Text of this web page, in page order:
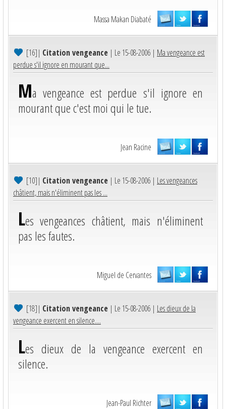
Massa Makan Diabaté
[16]| Citation vengeance | Le 15-08-2006 | Ma vengeance est
perdue s'il ignore en mourant que...
Ma vengeance est perdue s'il ignore en
mourant que c'est moi qui le tue.
Jean Racine
[10]| Citation vengeance | Le 15-08-2006 | Les vengeances
châtient, mais n'éliminent pas les ...
Les vengeances châtient, mais n'éliminent
pas les fautes.
Miguel de Cervantes
[18]| Citation vengeance | Le 15-08-2006 | Les dieux de la
vengeance exercent en silence....
Les dieux de la vengeance exercent en
silence.
Jean-Paul Richter